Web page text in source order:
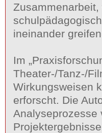
ineinander
Im
Theater-/Tanz-/
Wirkungsweisen
erforscht. Die
Analyseprozesse